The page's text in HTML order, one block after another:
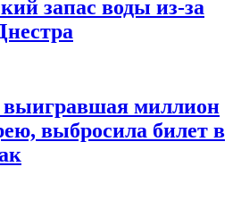
запас воды из-за
миллион
выбросила билет в